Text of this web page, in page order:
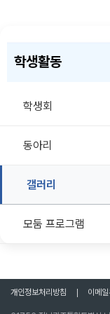
학생활동
학생회
동아리
갤러리
모둠 프로그램
개인정보처리방침 이메